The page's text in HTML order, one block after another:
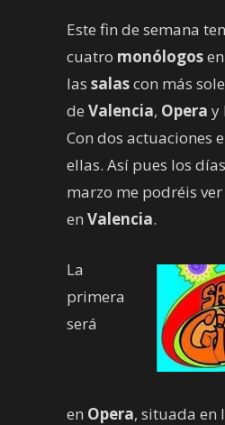
Este fin de semana
cuatro monólogos
las salascon más
de Valencia, Opera y
Con dos actuaciones
ellas. Así pues los
marzo me podréis
en Valencia.
La
primera
será
en Opera, situada en